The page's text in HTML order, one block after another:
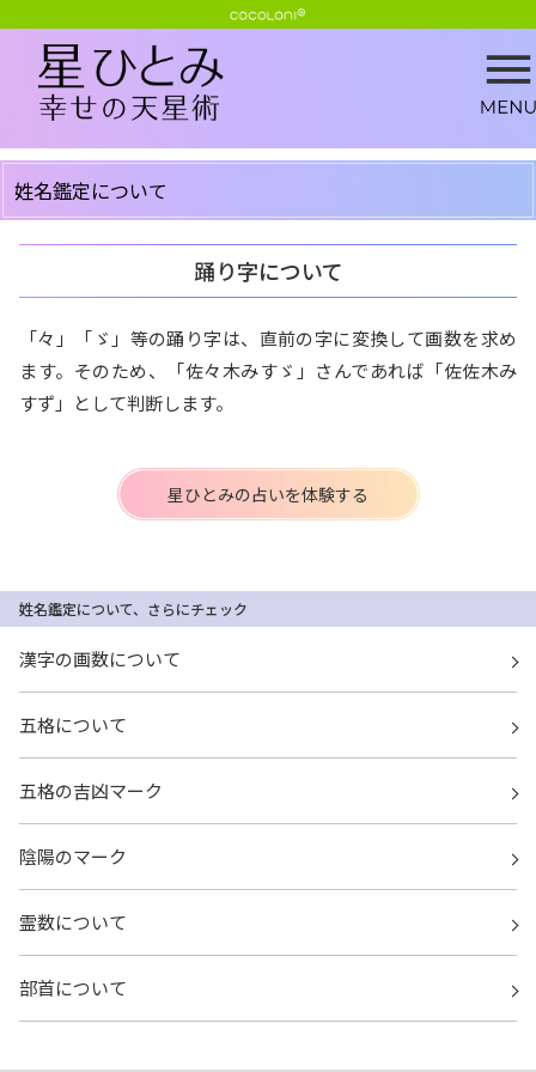
姓名鑑定について
踊り字について
「々」「ゞ」等の踊り字は、直前の字に変換して画数を求め
ます。そのため、「佐々木みすゞ」さんであれば「佐佐木み
すず」として判断します。
星ひとみの占いを体験する
姓名鑑定について、さらにチェック
漢字の画数について
五格について
五格の吉凶マーク
陰陽のマーク
霊数について
部首について